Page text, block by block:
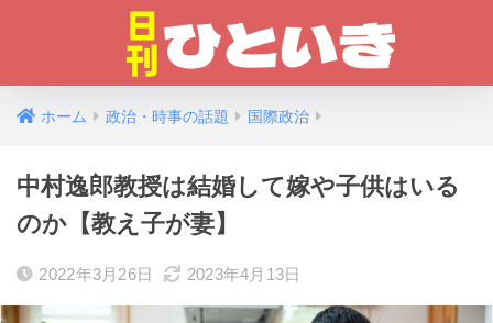
ホーム 政治・時事の話題 国際政治
中村逸郎教授は結婚して嫁や子供はいる
のか【教え子が妻】
2022年3月26日 2023年4月13日